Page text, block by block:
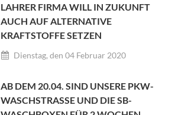
LAHRER FIRMA WILL IN ZUKUNFT
AUCH AUF ALTERNATIVE
KRAFTSTOFFE SETZEN
Dienstag, den 04 Februar 2020
AB DEM 20.04. SIND UNSERE PKW-
WASCHSTRASSE UND DIE SB-W